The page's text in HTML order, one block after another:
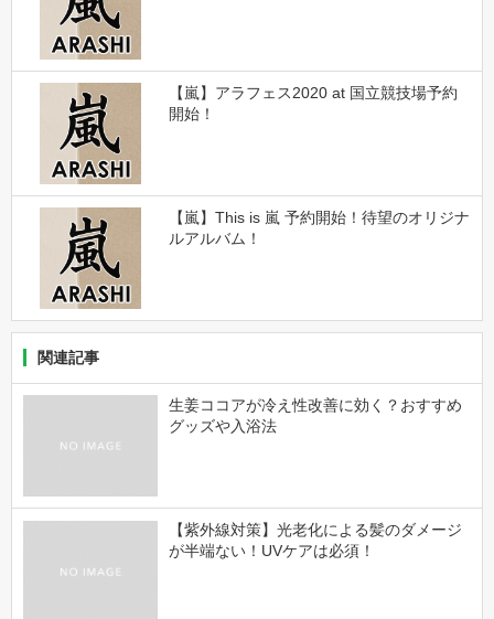
【嵐】アラフェス2020 at 国立競技場予約
開始！
【嵐】This is 嵐 予約開始！待望のオリジナ
ルアルバム！
関連記事
生姜ココアが冷え性改善に効く？おすすめ
グッズや入浴法
【紫外線対策】光老化による髪のダメージ
が半端ない！UVケアは必須！